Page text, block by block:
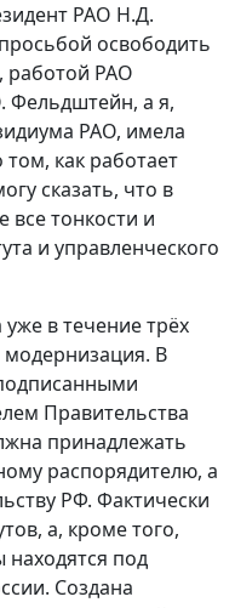
РАО Н.Д.
освободить
работой РАО
Фельдштейн, а я,
РАО, имела
как работает
сказать, что в
все тонкости и
и управленческого
в течение трёх
модернизация. В
Правительства
принадлежать
распорядителю, а
РФ. Фактически
а, кроме того,
под
Создана